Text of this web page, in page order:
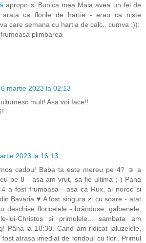
apropo si Bunica mea Maia avea un fel de
arata ca florile de hartie - erau ca niste
care semana cu hartia de calc.. cumva :)):
plimbarea
6 martie 2023 la 02:13
mult! Asa voi face!!
2023 la 16:13
cadou! Baba ta este mereu pe 4? ☺ a
pe 8 - asa am vrut, sa fie ultima ;-) Pana
a fost frumoasa - asa ca Rux, ai noroc si
Bavaria ♥ A fost singura zi cu soare - atat
deschise floricelele - brânduse, galbenele,
lui-Christos si primulele... sambata am
Pâna la 10:30. Cand am ridicat jaluzelele,
fost atrasa imediat de rondoul cu flori. Primul